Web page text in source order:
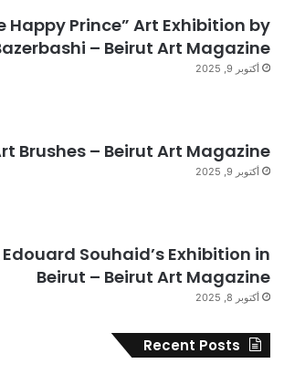
Happy Prince” Art Exhibition by
– Beirut Art Magazine
أكتوبر 9, 2025
Brushes – Beirut Art Magazine
أكتوبر 9, 2025
Souhaid’s Exhibition in
Beirut – Beirut Art Magazine
أكتوبر 8, 2025
Recent Posts